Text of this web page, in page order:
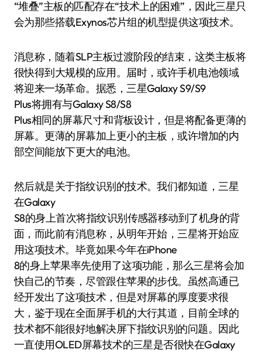
“堆叠”主板的匹配存在“技术上的困难”，因此三星只
会为那些搭载Exynos芯片组的机型提供这项技术。
消息称，随着SLP主板过渡阶段的结束，这类主板将
很快得到大规模的应用。届时，或许手机电池领域
将迎来一场革命。据悉，三星Galaxy S9/S9
Plus将拥有与Galaxy S8/S8
Plus相同的屏幕尺寸和背板设计，但是将配备更薄的
屏幕。更薄的屏幕加上更小的主板，或许增加的内
部空间能放下更大的电池。
然后就是关于指纹识别的技术。我们都知道，三星
在Galaxy
S8的身上首次将指纹识别传感器移动到了机身的背
面，而此前有消息称，从明年开始，三星将开始应
用这项技术。毕竟如果今年在iPhone
8的身上苹果率先使用了这项功能，那么三星将会加
快自己的节奏，尽管跟住苹果的步伐。虽然高通已
经开发出了这项技术，但是对屏幕的厚度要求很
大，鉴于现在全面屏手机的大行其道，目前全球的
技术都不能很好地解决屏下指纹识别的问题。因此
一直使用OLED屏幕技术的三星是否很快在Galaxy